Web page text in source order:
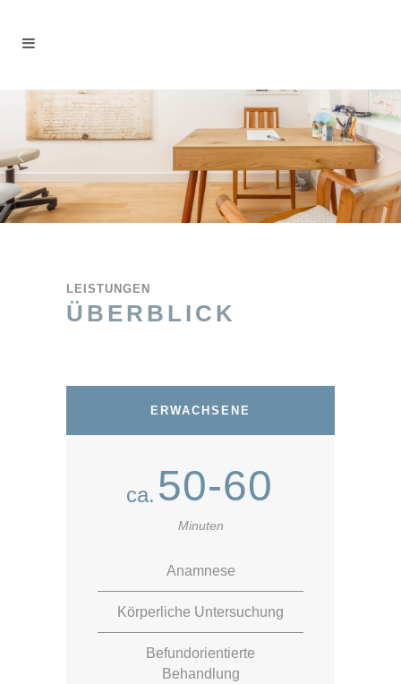
LEISTUNGEN
ÜBERBLICK
ERWACHSENE
ca. 50-60
Minuten
Anamnese
Körperliche Untersuchung
Befundorientierte
Behandlung